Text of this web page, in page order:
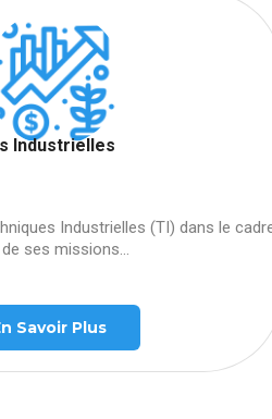
Industrielles
Industrielles (TI) dans le
de ses missions...
Savoir Plus